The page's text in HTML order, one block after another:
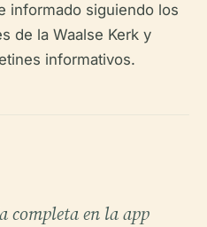
informado siguiendo los
de la Waalse Kerk y
informativos.
completa en la app